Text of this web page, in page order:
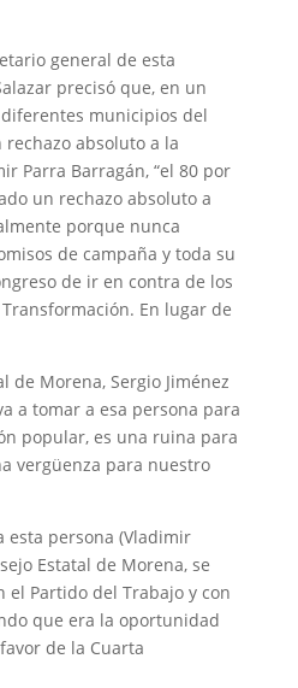
general de esta
precisó que, en un
municipios del
absoluto a la
Parra Barragán, “el 80 por
un rechazo absoluto a
porque nunca
de campaña y toda su
de ir en contra de los
En lugar de
de Morena, Sergio Jiménez
a tomar a esa persona para
popular, es una ruina para
vergüenza para nuestro
esta persona (Vladimir
Estatal de Morena, se
el Partido del Trabajo y con
que era la oportunidad
de la Cuarta